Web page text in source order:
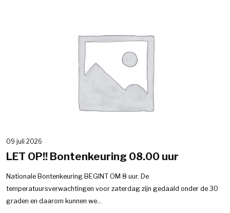
09 juli 2026
LET OP!! Bontenkeuring 08.00 uur
Nationale Bontenkeuring BEGINT OM 8 uur. De
temperatuursverwachtingen voor zaterdag zijn gedaald onder de 30
graden en daarom kunnen we...